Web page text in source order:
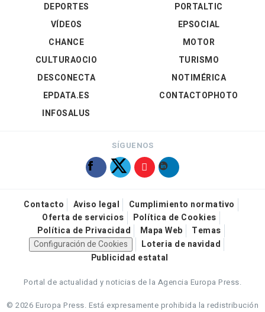
DEPORTES
VÍDEOS
PORTALTIC
EPSOCIAL
CHANCE
CULTURAOCIO
DESCONECTA
EPDATA.ES
INFOSALUS
MOTOR
TURISMO
NOTIMÉRICA
CONTACTOPHOTO
SÍGUENOS
Contacto Aviso legal
Cumplimiento normativo
Oferta de servicios
Política de Cookies
Política de Privacidad
Mapa Web
Temas
Configuración de Cookies
Loteria de navidad
Publicidad estatal
Portal de actualidad y noticias de la Agencia Europa Press.
© 2026 Europa Press. Está expresamente prohibida la redistribución